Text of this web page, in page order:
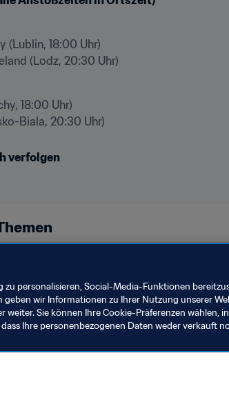
(Lublin, 18:00 Uhr)
(Lodz, 20:30 Uhr)
18:00 Uhr)
Biala, 20:30 Uhr)
verfolgen
personalisieren, Social-Media-Funktionen
wir Informationen zu Ihrer Nutzung unserer
Sie können Ihre Cookie-Präferenzen wählen,
Ihre personenbezogenen Daten weder verkauft